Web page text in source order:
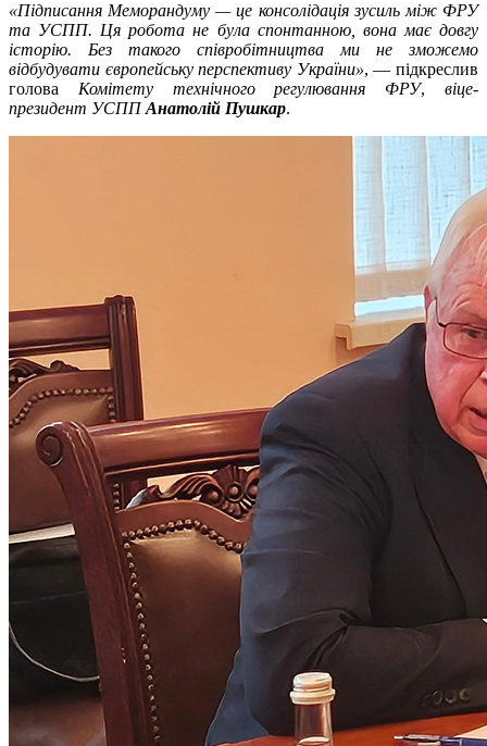
«Підписання Меморандуму — це консолідація зусиль між ФРУ
та УСПП. Ця робота не була спонтанною, вона має довгу
історію. Без такого співробітництва ми не зможемо
відбудувати європейську перспективу України», — підкреслив
голова Комітету технічного регулювання ФРУ,віце-
президент УСППАнатолій Пушкар.